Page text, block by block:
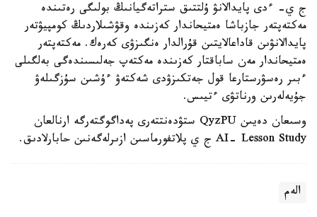
ج ي- ءدى پايدالانۋ ۇلتتىق ستراتەگيانىڭ بولىگى رەتىندە
مەكتەپتەر جازباشا ەمتيحاندار كەزىندە وقۋشىلاردىڭ كومپيۋتەر
پايدالانۋىن قاداعالايتىن قۇرالدار ەنگىزۋى كەرەك. مەكتەپتەر
ەمتيحاندار مەن ساباقتار كەزىندە مەكتەپ جەلىسىندەگى بەلگىلى
ءبىر رەسۋرستارعا قول جەتكىزۋدى شەكتەۋ ءۇشىن سۇزگىلەۋ
جۇيەلەرىن ورناتۋى ءتيىس.
وسىعان دەيىن QyzPU ستۋدەنتتەرى پەداگوگتەرگە ارنالعان
AI- Lesson Study ج ي پلاتفورماسىن ازىرلەگەنىن حابارلادىق.
الەم